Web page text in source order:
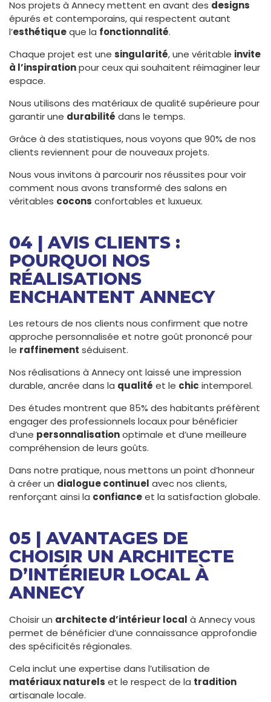
Nos projets à Annecy mettent en avant des designs
épurés et contemporains, qui respectent autant
l’esthétiqueque la fonctionnalité.
Chaque projet est une singularité, une véritable invite
à l’inspirationpour ceux qui souhaitent réimaginer leur
espace.
Nous utilisons des matériaux de qualité supérieure pour
garantir une durabilité dans le temps.
Grâce à des statistiques, nous voyons que 90% de nos
clients reviennent pour de nouveaux projets.
Nous vous invitons à parcourir nos réussites pour voir
comment nous avons transformé des salons en
véritables cocons confortables et luxueux.
04 | AVIS CLIENTS :
POURQUOI NOS
RÉALISATIONS
ENCHANTENT ANNECY
Les retours de nos clients nous confirment que notre
approche personnalisée et notre goût prononcé pour
le raffinement séduisent.
Nos réalisations à Annecy ont laissé une impression
durable, ancrée dans la qualité et le chic intemporel.
Des études montrent que 85% des habitants préfèrent
engager des professionnels locaux pour bénéficier
d’une personnalisationoptimale et d’une meilleure
compréhension de leurs goûts.
Dans notre pratique, nous mettons un point d’honneur
à créer un dialogue continuel avec nos clients,
renforçant ainsi la confianceet la satisfaction globale.
05 | AVANTAGES DE
CHOISIR UN ARCHITECTE
D’INTÉRIEUR LOCAL À
ANNECY
Choisir un architecte d’intérieur local à Annecy vous
permet de bénéficier d’une connaissance approfondie
des spécificités régionales.
Cela inclut une expertise dans l’utilisation de
matériaux naturels et le respect de la tradition
artisanale locale.